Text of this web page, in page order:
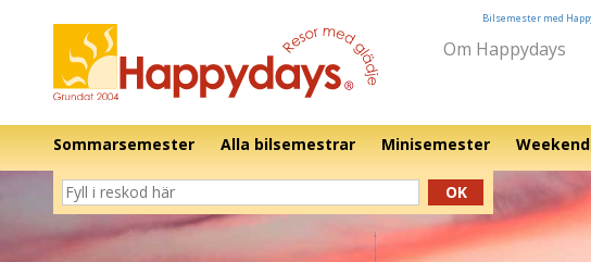
Bilsemester med
Om Happydays
Sommarsemester Alla bilsemestrar Minisemester
OK